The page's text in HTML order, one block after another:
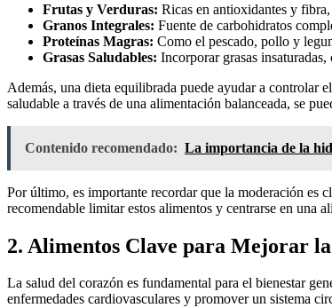
Frutas y Verduras: Ricas en antioxidantes y
Granos Integrales: Fuente de carbohidratos
Proteínas Magras: Como el pescado, pollo y
Grasas Saludables: Incorporar grasas
Además, una dieta equilibrada puede ayudar a controlar
saludable a través de una alimentación balanceada, se
Contenido recomendado: La importancia de la
Por último, es importante recordar que la moderación es
recomendable limitar estos alimentos y centrarse en una
2. Alimentos Clave para Mejorar
La salud del corazón es fundamental para el bienestar
enfermedades cardiovasculares y promover un sistema